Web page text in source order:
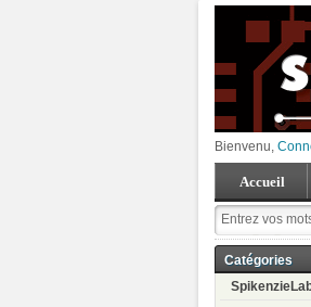
Bienvenu,
Accueil
Catégories